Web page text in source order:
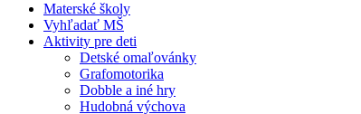
Materské školy
Vyhľadať MŠ
Aktivity pre deti
Detské omaľovánky
Grafomotorika
Dobble a iné hry
Hudobná výchova